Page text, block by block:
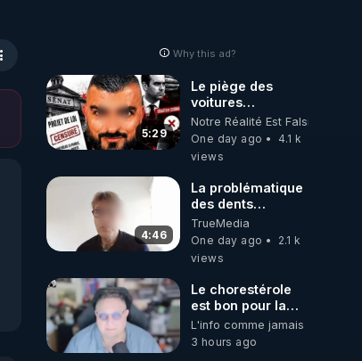
Why this ad?
5:29
Le piège des
voitures
électriques se
referme sur les
usagers !
Notre Réalité Est Falsifiée Et
One day ago
4.1 k
views
4:46
La problématique
des dents
dévitalisées et
des implants
TrueMedia
One day ago
2.1 k
views
Le chorestérole
est bon pour la
santé, ils nous
volent l'eau ! 😒🤢
L'info comme jamais
3 hours ago